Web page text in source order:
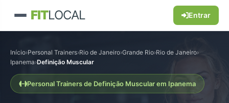
FITLOCAL Entrar
Início›Personal Trainers›Rio de Janeiro›Grande Rio›Rio de Janeiro›
Ipanema›Definição Muscular
Personal Trainers de Definição Muscular em Ipanema